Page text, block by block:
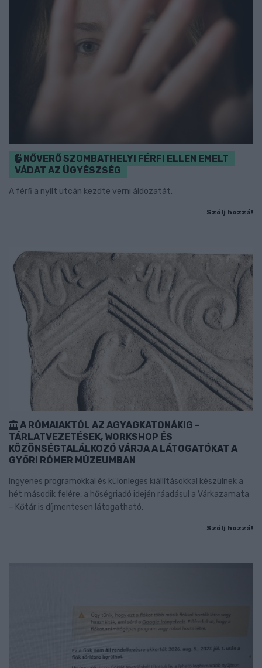
NŐVERŐ SZOMBATHELYI FÉRFI ELLEN EMELT
VÁDAT AZ ÜGYÉSZSÉG
A férfi a nyílt utcán kezdte verni áldozatát.
Szólj hozzá!
A RÓMAIAKTÓL AZ AGYAGKATONÁKIG –
TÁRLATVEZETÉSEK, WORKSHOP ÉS
KÖZÖNSÉGTALÁLKOZÓ VÁRJA A LÁTOGATÓKAT A
GYŐRI RÓMER MÚZEUMBAN
Ingyenes programokkal és különleges kiállításokkal készülnek a
hét második felére, a hőségriadó idején ráadásul a Várkazamata
– Kőtár is díjmentesen látogatható.
Szólj hozzá!